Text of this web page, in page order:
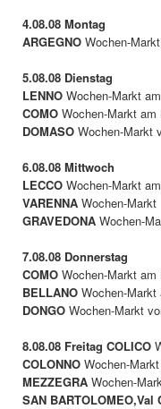
4.08.08 Montag
ARGEGNO Wochen-Markt
5.08.08 Dienstag
LENNO Wochen-Markt
COMO Wochen-Markt am
DOMASO Wochen-Markt
6.08.08 Mittwoch
LECCO Wochen-Markt
VARENNA Wochen-Markt
GRAVEDONA Wochen-
7.08.08 Donnerstag
COMO Wochen-Markt am
BELLANO Wochen-Markt
DONGO Wochen-Markt
8.08.08 Freitag COLICO
COLONNO Wochen-
MEZZEGRA Wochen-
SAN BARTOLOMEO,Val